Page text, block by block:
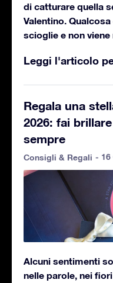
di catturare quella
Valentino.
scioglie e non
Leggi l'articolo
Regala una
2026: fai
sempre
Consigli & Regali - 16
Alcuni sentimenti
nelle parole, nei